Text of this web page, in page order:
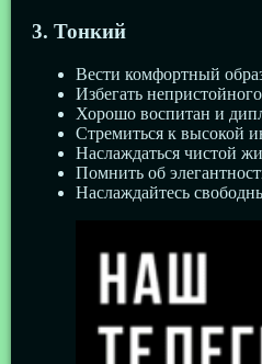
3. Тонкий
Вести комфортный
Избегать
Хорошо воспитан и
Стремиться к высокой
Наслаждаться чистой
Помнить об
Наслаждайтесь